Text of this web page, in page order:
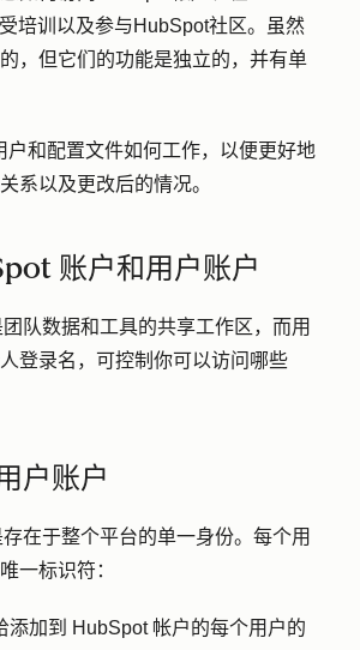
培训以及参与HubSpot社区。虽然
，但它们的功能是独立的，并有单
户和配置文件如何工作，以便更好地
系以及更改后的情况。
账户和用户账户
队数据和工具的共享工作区，而用
登录名，可控制你可以访问哪些
户账户
在于整个平台的单一身份。每个用
一标识符：
添加到 HubSpot 帐户的每个用户的